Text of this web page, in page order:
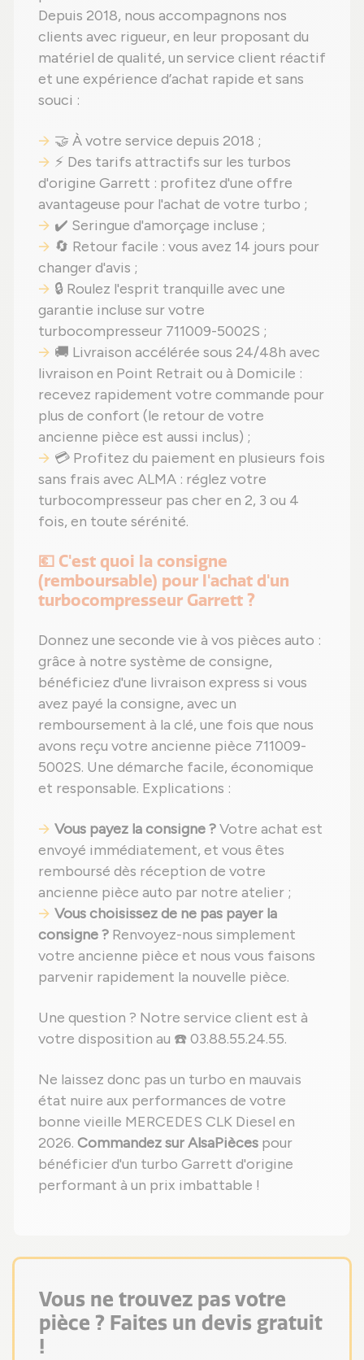
Depuis 2018, nous accompagnons nos
clients avec rigueur, en leur proposant du
matériel de qualité, un service client réactif
et une expérience d’achat rapide et sans
souci :
🤝 À votre service depuis 2018 ;
⚡ Des tarifs attractifs sur les turbos
d'origine Garrett : profitez d'une offre
avantageuse pour l'achat de votre turbo ;
✔️ Seringue d'amorçage incluse ;
🔄 Retour facile : vous avez 14 jours pour
changer d'avis ;
🔒 Roulez l'esprit tranquille avec une
garantie incluse sur votre
turbocompresseur 711009-5002S ;
🚚 Livraison accélérée sous 24/48h avec
livraison en Point Retrait ou à Domicile :
recevez rapidement votre commande pour
plus de confort (le retour de votre
ancienne pièce est aussi inclus) ;
💳 Profitez du paiement en plusieurs fois
sans frais avec ALMA : réglez votre
turbocompresseur pas cher en 2, 3 ou 4
fois, en toute sérénité.
💶 C'est quoi la consigne
(remboursable) pour l'achat d'un
turbocompresseur Garrett ?
Donnez une seconde vie à vos pièces auto :
grâce à notre système de consigne,
bénéficiez d'une livraison express si vous
avez payé la consigne, avec un
remboursement à la clé, une fois que nous
avons reçu votre ancienne pièce 711009-
5002S. Une démarche facile, économique
et responsable. Explications :
Vous payez la consigne ?Votre achat est
envoyé immédiatement, et vous êtes
remboursé dès réception de votre
ancienne pièce auto par notre atelier ;
Vous choisissez de ne pas payer la
consigne ? Renvoyez-nous simplement
votre ancienne pièce et nous vous faisons
parvenir rapidement la nouvelle pièce.
Une question ? Notre service client est à
votre disposition au ☎️ 03.88.55.24.55.
Ne laissez donc pas un turbo en mauvais
état nuire aux performances de votre
bonne vieille MERCEDES CLK Diesel en
2026. Commandez sur AlsaPièces pour
bénéficier d'un turbo Garrett d'origine
performant à un prix imbattable !
Vous ne trouvez pas votre
pièce ? Faites un devis gratuit
!